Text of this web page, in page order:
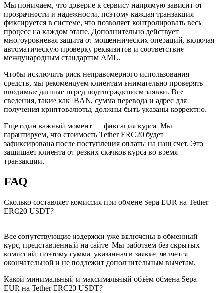
Мы понимаем, что доверие к сервису напрямую зависит от
прозрачности и надежности, поэтому каждая транзакция
фиксируется в системе, что позволяет контролировать весь
процесс на каждом этапе. Дополнительно действует
многоуровневая защита от мошеннических операций, включая
автоматическую проверку реквизитов и соответствие
международным стандартам AML.
Чтобы исключить риск неправомерного использования
средств, мы рекомендуем клиентам внимательно проверять
вводимые данные перед подтверждением заявки. Все
сведения, такие как IBAN, сумма перевода и адрес для
получения криптовалюты, должны быть указаны корректно.
Еще один важный момент — фиксация курса. Мы
гарантируем, что стоимость Tether ERC20 будет
зафиксирована после поступления оплаты на наш счет. Это
защищает клиента от резких скачков курса во время
транзакции.
FAQ
Сколько составляет комиссия при обмене Sepa EUR на Tether
ERC20 USDT?
Все сопутствующие издержки уже включены в обменный
курс, представленный на сайте. Мы работаем без скрытых
комиссий, поэтому сумма, указанная в заявке, является
окончательной и не подлежит дополнительным вычетам.
Какой минимальный и максимальный объём обмена Sepa
EUR на Tether ERC20 USDT?